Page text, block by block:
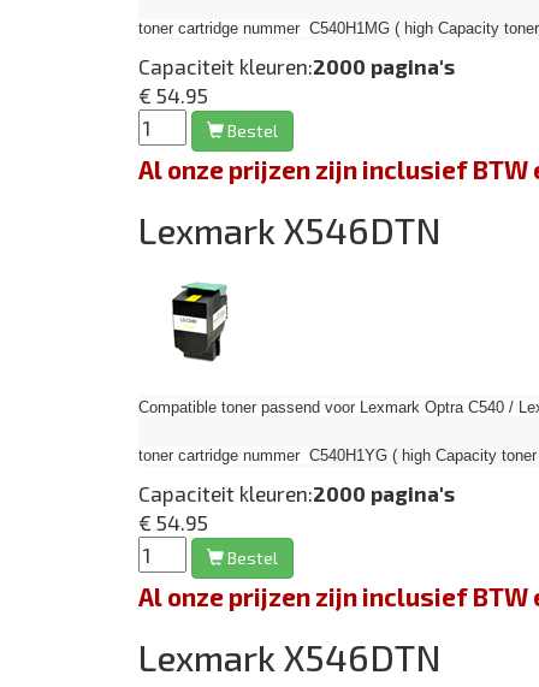
toner cartridge nummer C540H1MG ( high Capacity
Capaciteit kleuren:2000 pagina's
€ 54.95
Bestel
Al onze prijzen zijn inclusief
Lexmark X546DTN
Compatible toner passend voor Lexmark Optra C540 /
toner cartridge nummer C540H1YG ( high Capacity
Capaciteit kleuren:2000 pagina's
€ 54.95
Bestel
Al onze prijzen zijn inclusief
Lexmark X546DTN